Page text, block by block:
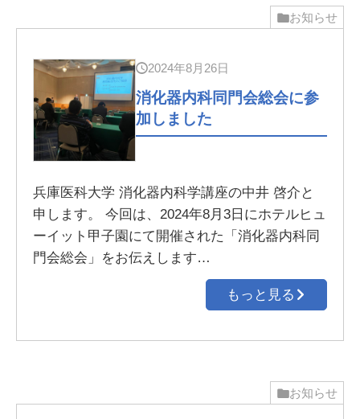
お知らせ
2024年8月26日
消化器内科同門会総会に参
加しました
兵庫医科大学 消化器内科学講座の中井 啓介と
申します。 今回は、2024年8月3日にホテルヒュ
ーイット甲子園にて開催された「消化器内科同
門会総会」をお伝えします…
もっと見る
お知らせ